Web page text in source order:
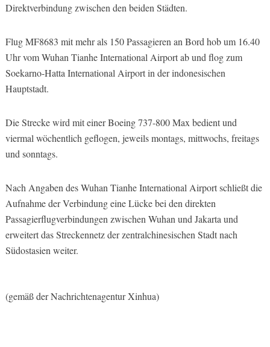
Direktverbindung zwischen den beiden Städten.
Flug MF8683 mit mehr als 150 Passagieren an Bord hob um 16.40
Uhr vom Wuhan Tianhe International Airport ab und flog zum
Soekarno-Hatta International Airport in der indonesischen
Hauptstadt.
Die Strecke wird mit einer Boeing 737-800 Max bedient und
viermal wöchentlich geflogen, jeweils montags, mittwochs, freitags
und sonntags.
Nach Angaben des Wuhan Tianhe International Airport schließt die
Aufnahme der Verbindung eine Lücke bei den direkten
Passagierflugverbindungen zwischen Wuhan und Jakarta und
erweitert das Streckennetz der zentralchinesischen Stadt nach
Südostasien weiter.
(gemäß der Nachrichtenagentur Xinhua)